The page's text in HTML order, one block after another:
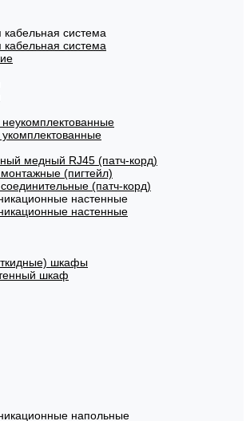
кабельная система
кабельная система
медный RJ45 (патч-корд)
(пигтейл)
(патч-корд)
настенные
настенные
шкафы
шкаф
напольные